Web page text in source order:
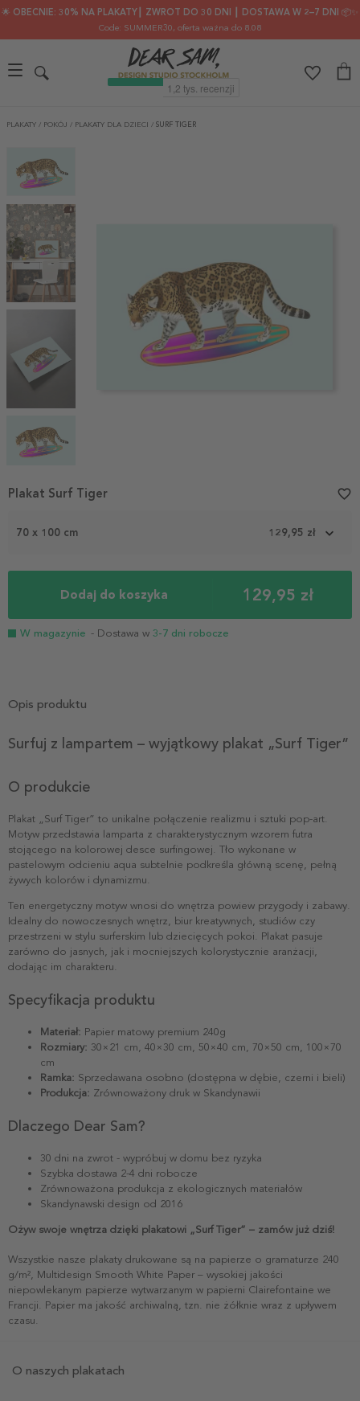
🌟 OBECNIE: 30% NA PLAKATY┃ ZWROT DO 30 DNI ┃ DOSTAWA W 2–7 DNI 📦✨
Code: SUMMER30, oferta ważna do 8.08
PLAKATY / POKÓJ / PLAKATY DLA DZIECI / SURF TIGER
Item
4
70 x 100 cm 129,95 zł
Dodaj do koszyka 129,95 zł
W magazynie - Dostawa w 3-7 dni robocze
Plakat Surf Tiger favorite_border
Opis produktu
Surfuj z lampartem – wyjątkowy plakat „Surf Tiger”
O produkcie
Plakat „Surf Tiger” to unikalne połączenie realizmu i sztuki pop-art.
Motyw przedstawia lamparta z charakterystycznym wzorem futra
stojącego na kolorowej desce surfingowej. Tło wykonane w
pastelowym odcieniu aqua subtelnie podkreśla główną scenę, pełną
żywych kolorów i dynamizmu.
Ten energetyczny motyw wnosi do wnętrza powiew przygody i zabawy.
Idealny do nowoczesnych wnętrz, biur kreatywnych, studiów czy
przestrzeni w stylu surferskim lub dziecięcych pokoi. Plakat pasuje
zarówno do jasnych, jak i mocniejszych kolorystycznie aranżacji,
dodając im charakteru.
Specyfikacja produktu
Materiał: Papier matowy premium 240g
Rozmiary: 30×21 cm, 40×30 cm, 50×40 cm, 70×50 cm, 100×70
cm
Ramka: Sprzedawana osobno (dostępna w dębie, czerni i bieli)
Produkcja: Zrównoważony druk w Skandynawii
Dlaczego Dear Sam?
30 dni na zwrot - wypróbuj w domu bez ryzyka
Szybka dostawa 2-4 dni robocze
Zrównoważona produkcja z ekologicznych materiałów
Skandynawski design od 2016
Ożyw swoje wnętrza dzięki plakatowi „Surf Tiger” – zamów już dziś!
Wszystkie nasze plakaty drukowane są na papierze o gramaturze 240
g/m², Multidesign Smooth White Paper – wysokiej jakości
niepowlekanym papierze wytwarzanym w papierni Clairefontaine we
Francji. Papier ma jakość archiwalną, tzn. nie żółknie wraz z upływem
czasu.
O naszych plakatach